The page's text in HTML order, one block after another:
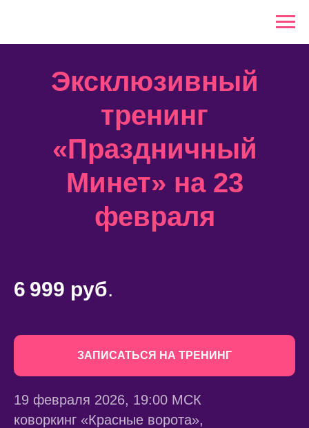
Эксклюзивный
тренинг
«Праздничный
Минет» на 23
февраля
6 999 руб.
ЗАПИСАТЬСЯ НА ТРЕНИНГ
19 февраля 2026, 19:00 МСК
коворкинг «Красные ворота»,